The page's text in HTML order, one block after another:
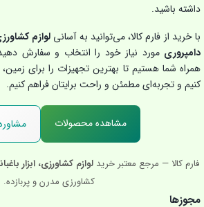
داشته باشید.
با خرید از فارم کالا، می‌توانید به آسانی لوازم
دامپروری مورد نیاز خود را انتخاب و سفارش
همراه شما هستیم تا بهترین تجهیزات را برای
کنیم و تجربه‌ای مطمئن و راحت برایتان فراهم کنیم.
مشاهده محصولات
فارم کالا — مرجع معتبر خرید لوازم کشاورزی، ابزار
کشاورزی مدرن و پربازده.
مجوزها